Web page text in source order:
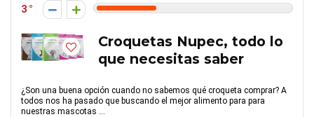
3
Croquetas Nupec, todo lo
que necesitas saber
¿Son una buena opción cuando no sabemos qué croqueta comprar? A
todos nos ha pasado que buscando el mejor alimento para para
nuestras mascotas ...